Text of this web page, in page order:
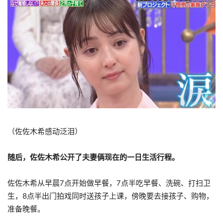
（佐佐木希感动泛泪）
随后，佐佐木希公开了夫妻俩现在的一日生活行程。
佐佐木希从早晨7点开始做早餐，7点半吃早餐、洗碗、打扫卫
生，8点半出门拍戏同时送孩子上课，傍晚要去接孩子、购物，
准备晚餐。